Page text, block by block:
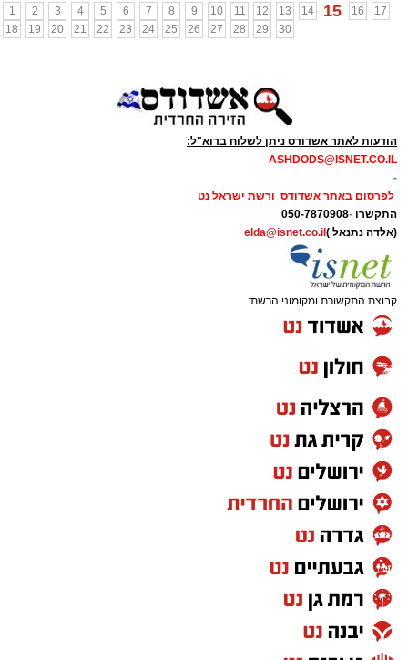
1
2 3 4 5 6 7 8 9 10 11 12 13 14 15 16
17
18
19 20 21 22 23 24 25 26 27 28 29 30
הודעות לאתר אשדודס ניתן לשלוח בדוא"ל:
ASHDODS@ISNET.CO.IL
-
לפרסום באתר אשדודס ורשת ישראל נט
התקשרו -
050-7870908
(אלדה נתנאל ) elda@isnet.co.il
קבוצת התקשורת ומקומוני הרשת: